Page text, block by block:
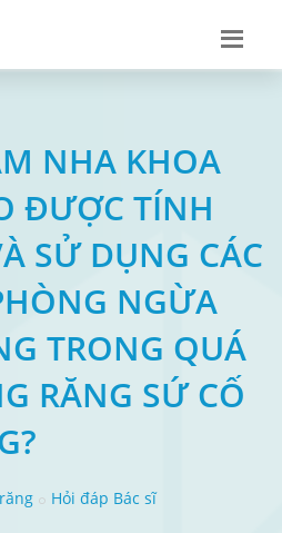
NHA KHOA
ĐƯỢC TÍNH
SỬ DỤNG CÁC
NGỪA
TRONG QUÁ
RĂNG SỨ CỐ
Hỏi đáp Bác sĩ